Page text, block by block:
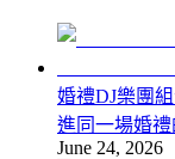
婚禮DJ樂團
進同一場婚
June 24, 2026